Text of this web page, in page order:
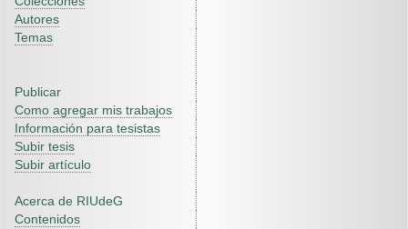
Autores
Temas
Publicar
Como agregar mis trabajos
Información para tesistas
Subir tesis
Subir artículo
Acerca de RIUdeG
Contenidos